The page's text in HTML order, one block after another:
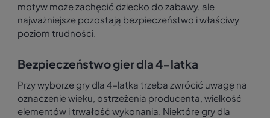
motyw może zachęcić dziecko do zabawy, ale
najważniejsze pozostają bezpieczeństwo i właściwy
poziom trudności.
Bezpieczeństwo gier dla 4-latka
Przy wyborze gry dla 4-latka trzeba zwrócić uwagę na
oznaczenie wieku, ostrzeżenia producenta, wielkość
elementów i trwałość wykonania. Niektóre gry dla